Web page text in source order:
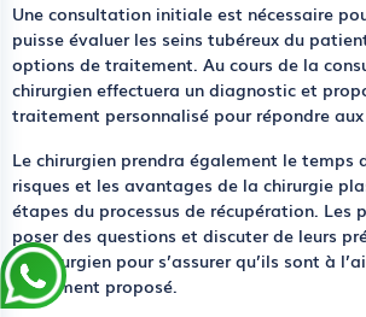
Une consultation initiale est nécessaire
puisse évaluer les seins tubéreux du
options de traitement. Au cours de la
chirurgien effectuera un diagnostic et
traitement personnalisé pour répondre
Le chirurgien prendra également le temps
risques et les avantages de la chirurgie
étapes du processus de récupération. Les
poser des questions et discuter de leurs
le chirurgien pour s’assurer qu’ils sont à
traitement proposé.